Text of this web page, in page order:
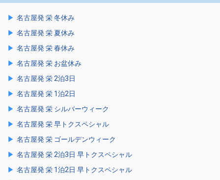
名古屋発 栄 冬休み
名古屋発 栄 夏休み
名古屋発 栄 春休み
名古屋発 栄 お盆休み
名古屋発 栄 2泊3日
名古屋発 栄 1泊2日
名古屋発 栄 シルバーウィーク
名古屋発 栄 早トクスペシャル
名古屋発 栄 ゴールデンウィーク
名古屋発 栄 2泊3日 早トクスペシャル
名古屋発 栄 1泊2日 早トクスペシャル